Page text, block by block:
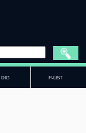
DIG P-LIST